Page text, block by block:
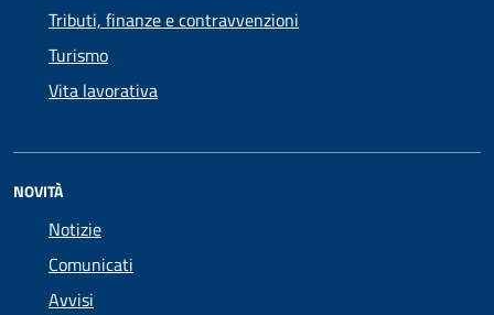
Tributi, finanze e contravvenzioni
Turismo
Vita lavorativa
NOVITÀ
Notizie
Comunicati
Avvisi